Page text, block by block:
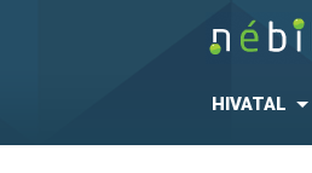
HIVATAL